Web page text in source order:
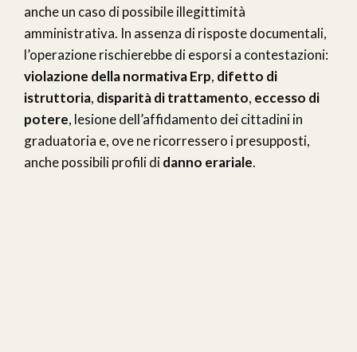
anche un caso di possibile illegittimità
amministrativa. In assenza di risposte documentali,
l’operazione rischierebbe di esporsi a contestazioni:
violazione della normativa Erp, difetto di
istruttoria, disparità di trattamento, eccesso di
potere, lesione dell’affidamento dei cittadini in
graduatoria e, ove ne ricorressero i presupposti,
anche possibili profili didanno erariale.